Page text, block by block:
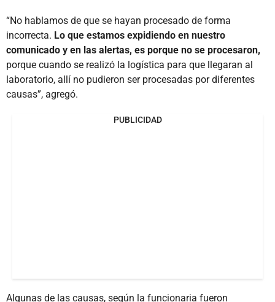
“No hablamos de que se hayan procesado de forma
incorrecta. Lo que estamos expidiendo en nuestro
comunicado y en las alertas, es porque no se procesaron,
porque cuando se realizó la logística para que llegaran al
laboratorio, allí no pudieron ser procesadas por diferentes
causas”, agregó.
PUBLICIDAD
Algunas de las causas, según la funcionaria fueron